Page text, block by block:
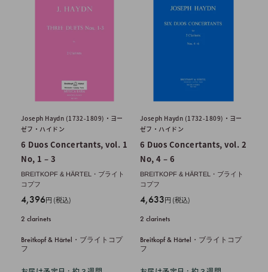
Joseph Haydn (1732-1809)・ヨー
ゼフ・ハイドン
6 Duos Concertants, vol. 1
No, 1 – 3
BREITKOPF & HÄRTEL・ブライト
コプフ
販
価
格
4,396円 (税込)
2 clarinets
Breitkopf & Härtel・ブライトコプ
フ
Joseph Haydn (1732-1809)・ヨー
ゼフ・ハイドン
6 Duos Concertants, vol. 2
No, 4 – 6
BREITKOPF & HÄRTEL・ブライト
コプフ
販
価
格
4,633円 (税込)
2 clarinets
Breitkopf & Härtel・ブライトコプ
フ